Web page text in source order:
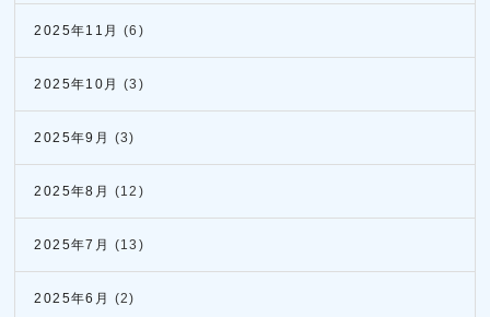
2025年11月 (6)
2025年10月 (3)
2025年9月 (3)
2025年8月 (12)
2025年7月 (13)
2025年6月 (2)